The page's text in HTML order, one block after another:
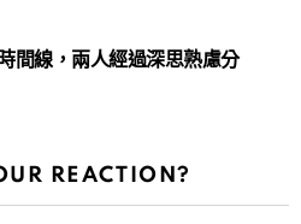
間線，兩人經過深思熟慮分
REACTION?